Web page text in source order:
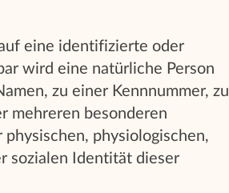
eine identifizierte oder
wird eine natürliche Person
zu einer Kennnummer, zu
mehreren besonderen
physiologischen,
sozialen Identität dieser